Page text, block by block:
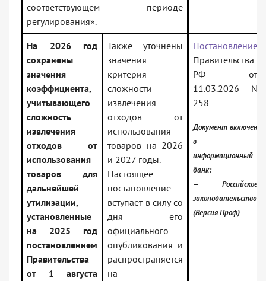
соответствующем периоде
регулирования».
На 2026 год
сохранены
значения
коэффициента,
учитывающего
сложность
извлечения
отходов от
использования
товаров для
дальнейшей
утилизации,
установленные
на 2025 год
постановлением
Правительства
от 1 августа
Также уточнены
значения
критерия
сложности
извлечения
отходов от
использования
товаров на 2026
и 2027 годы.
Настоящее
постановление
вступает в силу со
дня его
официального
опубликования и
распространяется
на
Постановление
Правительства
РФ от
11.03.2026 N
258
Документ включен
в
информационный
банк:
— Российское
законодательство
(Версия Проф)